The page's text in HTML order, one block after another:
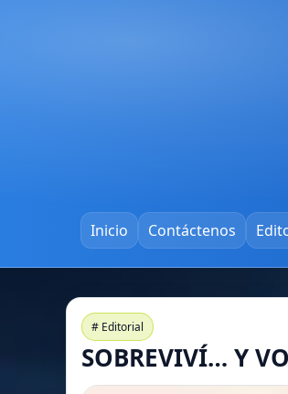
Inicio Contáctenos
# Editorial
SOBREVIVÍ… Y